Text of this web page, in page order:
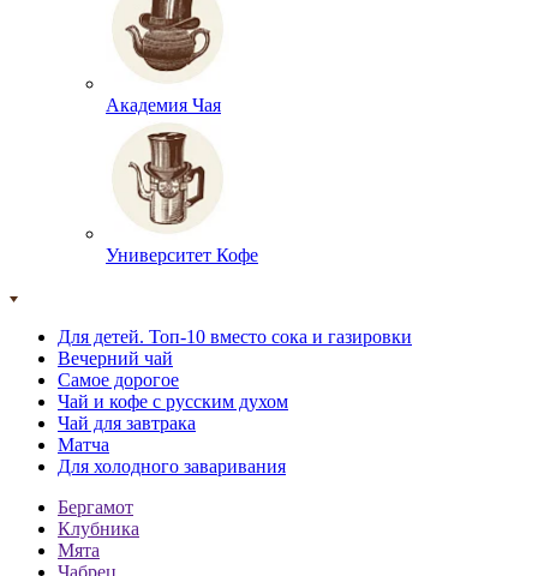
Академия Чая
Университет Кофе
Для детей. Топ-10 вместо сока и газировки
Вечерний чай
Самое дорогое
Чай и кофе с русским духом
Чай для завтрака
Матча
Для холодного заваривания
Бергамот
Клубника
Мята
Чабрец